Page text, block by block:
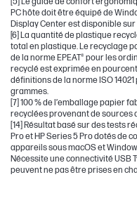
PC hôte doit être équipé de
Display Center est disponible
[6] La quantité de plastique
total en plastique. Le recyclage
de la norme EPEAT® pour les
recyclé est exprimée en
définitions de la norme ISO
grammes.
[7] 100 % de l’emballage papier
recyclées provenant de sources
[14] Résultat basé sur des tests
Pro et HP Series 5 Pro dotés de
appareils sous macOS et
Nécessite une connectivité USB
peuvent ne pas être prises en